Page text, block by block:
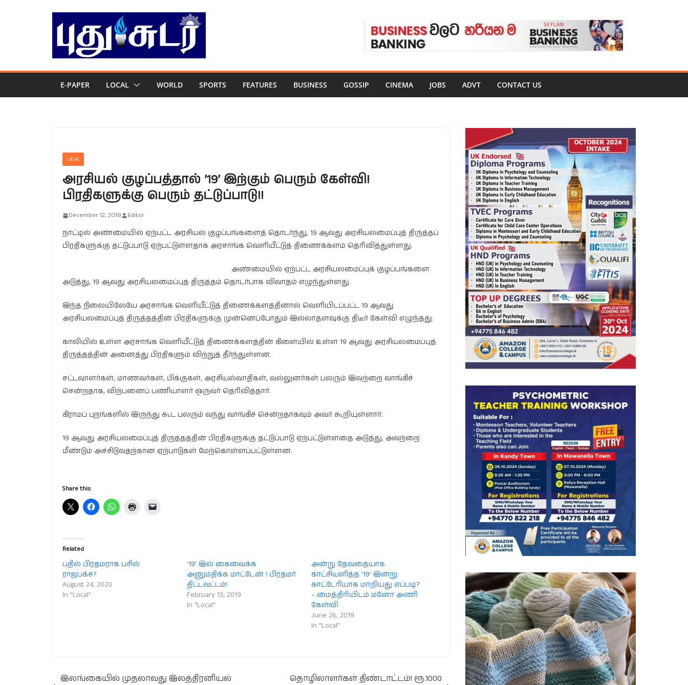
E-PAPER LOCAL WORLD SPORTS FEATURES BUSINESS GOSSIP CINEMA JOBS ADVT CONTACT US
LOCAL
அரசியல் குழப்பத்தால் ’19’ இற்கும் பெரும் கேள்வி!
பிரதிகளுக்கு பெரும் தட்டுப்பாடு!!
December 12, 2018 Editor
நாட்டில் அண்மையில் ஏற்பட்ட அரசியல் குழப்பங்களைத் தொடர்ந்து, 19 ஆவது அரசியலமைப்புத் திருத்தப்
பிரதிகளுக்கு தட்டுப்பாடு ஏற்பட்டுள்ளதாக அரசாங்க வெளியீட்டுத் திணைக்களம் தெரிவித்துள்ளது.
அண்மையில் ஏற்பட்ட அரசியலமைப்புக் குழப்பங்களை
அடுத்து, 19 ஆவது அரசியலமைப்புத் திருத்தம் தொடர்பாக விவாதம் எழுந்துள்ளது.
இந்த நிலையிலேயே அரசாங்க வெளியீட்டுத் திணைக்களத்தினால் வெளியிடப்பட்ட 19 ஆவது
அரசியலமைப்புத் திருத்தத்தின் பிரதிகளுக்கு முன்னெப்போதும் இல்லாதளவுக்கு திடீர் கேள்வி எழுந்தது.
காலியில் உள்ள அரசாங்க வெளியீட்டுத் திணைக்களத்தின் கிளையில் உள்ள 19 ஆவது அரசியலமைப்புத்
திருத்தத்தின் அனைத்து பிரதிகளும் விற்றுத் தீர்ந்துள்ளன.
சட்டவாளர்கள், மாணவர்கள், பிக்குகள், அரசியல்வாதிகள், வல்லுனர்கள் பலரும் இவற்றை வாங்கிச்
சென்றதாக, விற்பனைப் பணியாளர் ஒருவர் தெரிவித்தார்.
கிராமப் புறங்களில் இருந்து கூட பலரும் வந்து வாங்கிச் சென்றதாகவும் அவர் கூறியுள்ளார்.
19 ஆவது அரசியலமைப்புத் திருத்தத்தின் பிரதிகளுக்கு தட்டுப்பாடு ஏற்பட்டுள்ளதை அடுத்து, அவற்றை
மீண்டும் அச்சிடுவதற்கான ஏற்பாடுகள் மேற்கொள்ளப்பட்டுள்ளன.
Share this:
Related
பதில் பிரதமராக பசில்
ராஜபக்‌ச?
August 24, 2020
In "Local"
’19’ இல் கைவைக்க
அனுமதிக்க மாட்டேன் ! பிரதமர்
திட்டவட்டம்!
February 13, 2019
In "Local"
அன்று தேவதையாக
காட்சியளித்த ’19’ இன்று
காட்டேரியாக மாறியது எப்படி?
– மைத்திரியிடம் மனோ அணி
கேள்வி
June 26, 2019
In "Local"
இலங்கையில் முதலாவது இலத்திரனியல்
தொழிலாளர்கள் திண்டாட்டம்! ரூ.1000